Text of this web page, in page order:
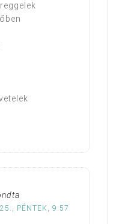
PÉNTEK, 9:57